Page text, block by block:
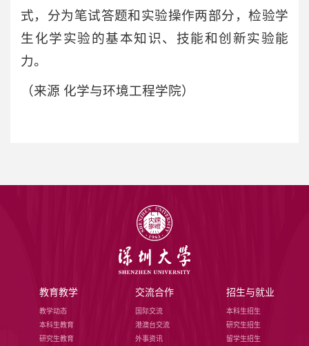
式，分为笔试答题和实验操作两部分，检验学
生化学实验的基本知识、技能和创新实验能
力。
（来源 化学与环境工程学院）
教育教学
教学动态
本科生教育
研究生教育
交流合作
国际交流
港澳台交流
外事资讯
招生与就业
本科生招生
研究生招生
留学生招生